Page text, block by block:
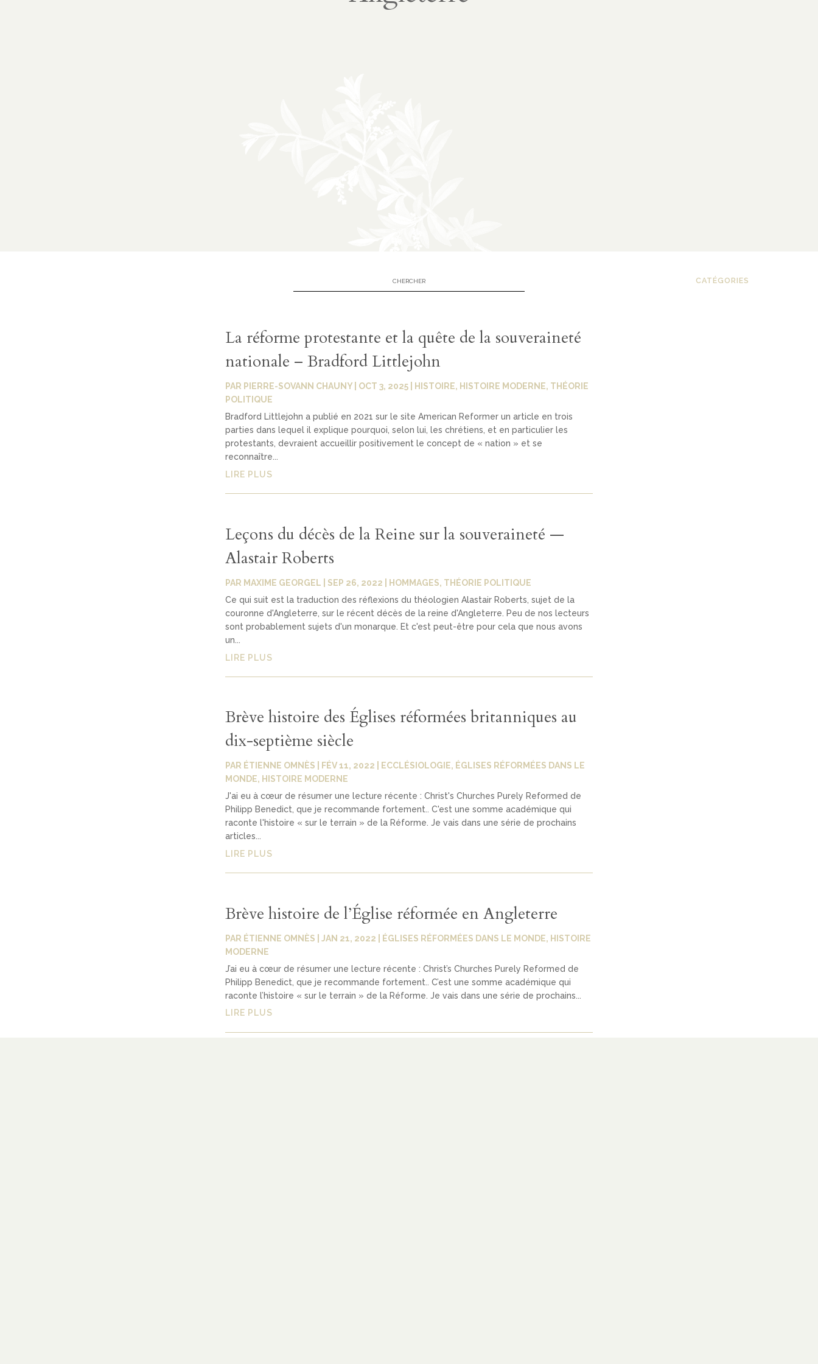
CATÉGORIES
La réforme protestante et la quête de la souveraineté
nationale – Bradford Littlejohn
PAR PIERRE-SOVANN CHAUNY| OCT 3, 2025| HISTOIRE, HISTOIRE MODERNE, THÉORIE
POLITIQUE
Bradford Littlejohn a publié en 2021 sur le site American Reformer un article en trois
parties dans lequel il explique pourquoi, selon lui, les chrétiens, et en particulier les
protestants, devraient accueillir positivement le concept de « nation » et se
reconnaître...
LIRE PLUS
Leçons du décès de la Reine sur la souveraineté —
Alastair Roberts
PAR MAXIME GEORGEL SEP 26, 2022 HOMMAGES, THÉORIE POLITIQUE
Ce qui suit est la traduction des réflexions du théologien Alastair Roberts, sujet de la
couronne d'Angleterre, sur le récent décès de la reine d'Angleterre. Peu de nos lecteurs
sont probablement sujets d'un monarque. Et c'est peut-être pour cela que nous avons
un...
LIRE PLUS
Brève histoire des Églises réformées britanniques au
dix-septième siècle
PAR ÉTIENNE OMNÈS FÉV 11, 2022 ECCLÉSIOLOGIE, ÉGLISES RÉFORMÉES DANS LE
MONDE, HISTOIRE MODERNE
J'ai eu à cœur de résumer une lecture récente : Christ's Churches Purely Reformed de
Philipp Benedict, que je recommande fortement.. C'est une somme académique qui
raconte l'histoire « sur le terrain » de la Réforme. Je vais dans une série de prochains
articles...
LIRE PLUS
Brève histoire de l’Église réformée en Angleterre
PAR ÉTIENNE OMNÈS JAN 21, 2022 ÉGLISES RÉFORMÉES DANS LE MONDE, HISTOIRE
MODERNE
J’ai eu à cœur de résumer une lecture récente : Christ’s Churches Purely Reformed de
Philipp Benedict, que je recommande fortement.. C’est une somme académique qui
raconte l’histoire « sur le terrain » de la Réforme. Je vais dans une série de prochains...
LIRE PLUS